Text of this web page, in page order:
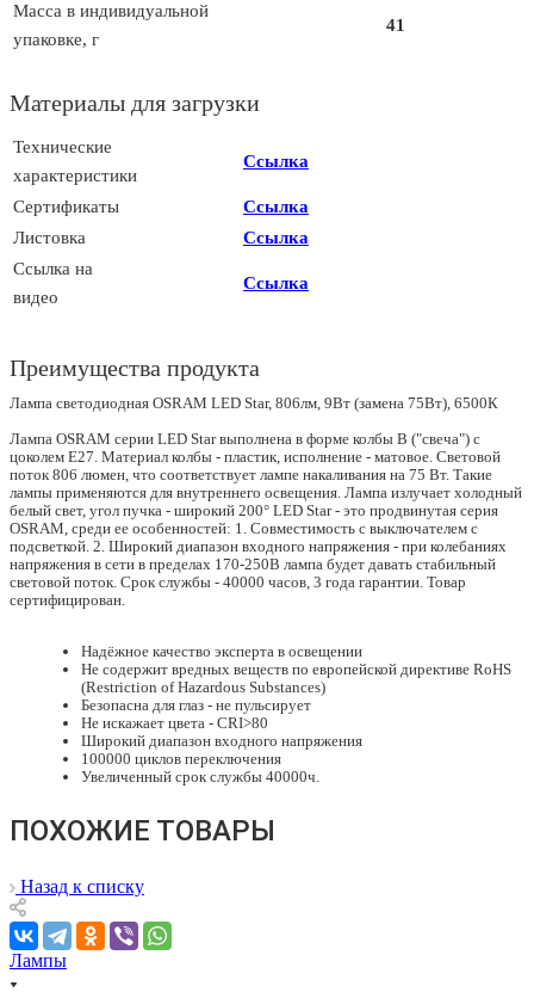
Масса в индивидуальной
упаковке, г
41
Материалы для загрузки
Технические
характеристики
Ссылка
Сертификаты
Ссылка
Листовка
Ссылка
Ссылка на
видео
Ссылка
Преимущества продукта
Лампа светодиодная OSRAM LED Star, 806лм, 9Вт (замена 75Вт), 6500К
Лампа OSRAM серии LED Star выполнена в форме колбы B ("свеча") с
цоколем E27. Материал колбы - пластик, исполнение - матовое. Световой
поток 806 люмен, что соответствует лампе накаливания на 75 Вт. Такие
лампы применяются для внутреннего освещения. Лампа излучает холодный
белый свет, угол пучка - широкий 200° LED Star - это продвинутая серия
OSRAM, среди ее особенностей: 1. Совместимость с выключателем с
подсветкой. 2. Широкий диапазон входного напряжения - при колебаниях
напряжения в сети в пределах 170-250В лампа будет давать стабильный
световой поток. Срок службы - 40000 часов, 3 года гарантии. Товар
сертифицирован.
Надёжное качество эксперта в освещении
Не содержит вредных веществ по европейской директиве RoHS
(Restriction of Hazardous Substances)
Безопасна для глаз - не пульсирует
Не искажает цвета - CRI>80
Широкий диапазон входного напряжения
100000 циклов переключения
Увеличенный срок службы 40000ч.
ПОХОЖИЕ ТОВАРЫ
Назад к списку
Лампы